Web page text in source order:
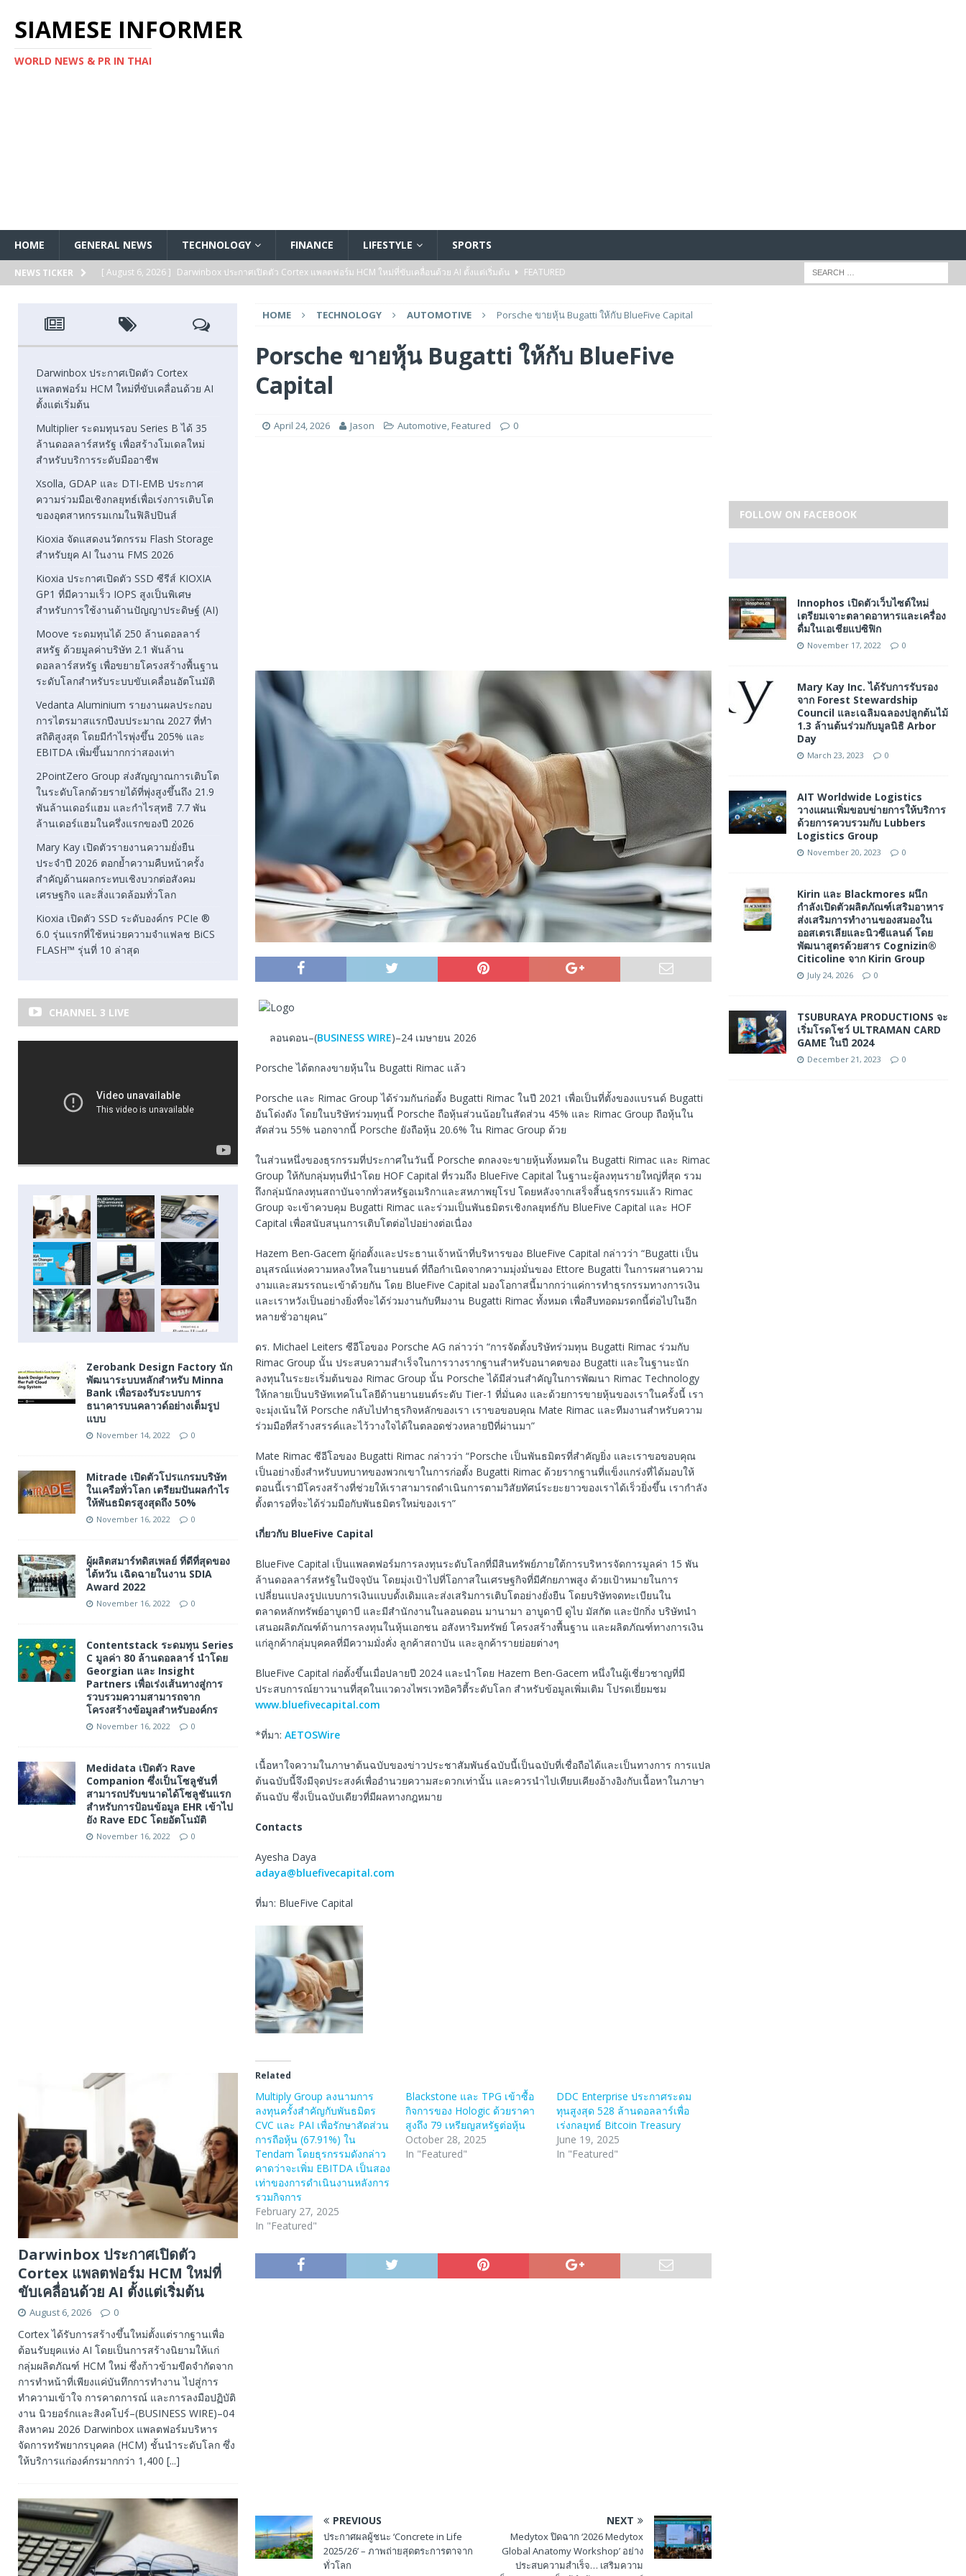
SIAMESE INFORMER
WORLD NEWS & PR IN THAI
HOME GENERAL NEWS TECHNOLOGY FINANCE LIFESTYLE SPORTS
NEWS TICKER [ August 6, 2026 ] Darwinbox ประกาศเปิดตัว Cortex แพลตฟอร์ม HCM ใหม่ที่ขับเคลื่อนด้วย AI ตั้งแต่เริ่มต้น
FEATURED
FEATURED
[ August 6, 2026 ] Xsolla, GDAP และ DTI-EMB ประกาศความร่วมมือเชิงกลยุทธ์เพื่อเร่งการเติบโตของอุตสาหกรรมเกมในฟิลิปปินส์
FEATURED
[ August 5, 2026 ] Kioxia จัดแสดงนวัตกรรม Flash Storage สำหรับยุค AI ในงาน FMS 2026
FEATURED
HOME TECHNOLOGY AUTOMOTIVE Porsche ขายหุ้น Bugatti ให้กับ BlueFive Capital
Porsche ขายหุ้น Bugatti ให้กับ BlueFive
Capital
April 24, 2026 Jason Automotive, Featured 0
ลอนดอน–(BUSINESS WIRE)–24 เมษายน 2026
Porsche ได้ตกลงขายหุ้นใน Bugatti Rimac แล้ว
Porsche และ Rimac Group ได้ร่วมกันก่อตั้ง Bugatti Rimac ในปี 2021 เพื่อเป็นที่ตั้งของแบรนด์ Bugatti
อันโด่งดัง โดยในบริษัทร่วมทุนนี้ Porsche ถือหุ้นส่วนน้อยในสัดส่วน 45% และ Rimac Group ถือหุ้นใน
สัดส่วน 55% นอกจากนี้ Porsche ยังถือหุ้น 20.6% ใน Rimac Group ด้วย
ในส่วนหนึ่งของธุรกรรมที่ประกาศในวันนี้ Porsche ตกลงจะขายหุ้นทั้งหมดใน Bugatti Rimac และ Rimac
Group ให้กับกลุ่มทุนที่นำโดย HOF Capital ที่รวมถึง BlueFive Capital ในฐานะผู้ลงทุนรายใหญ่ที่สุด รวม
ถึงกลุ่มนักลงทุนสถาบันจากทั่วสหรัฐอเมริกาและสหภาพยุโรป โดยหลังจากเสร็จสิ้นธุรกรรมแล้ว Rimac
Group จะเข้าควบคุม Bugatti Rimac และร่วมเป็นพันธมิตรเชิงกลยุทธ์กับ BlueFive Capital และ HOF
Capital เพื่อสนับสนุนการเติบโตต่อไปอย่างต่อเนื่อง
Hazem Ben-Gacem ผู้ก่อตั้งและประธานเจ้าหน้าที่บริหารของ BlueFive Capital กล่าวว่า “Bugatti เป็น
อนุสรณ์แห่งความหลงใหลในยานยนต์ ที่ถือกำเนิดจากความมุ่งมั่นของ Ettore Bugatti ในการผสานความ
งามและสมรรถนะเข้าด้วยกัน โดย BlueFive Capital มองโอกาสนี้มากกว่าแค่การทำธุรกรรมทางการเงิน
และเราหวังเป็นอย่างยิ่งที่จะได้ร่วมงานกับทีมงาน Bugatti Rimac ทั้งหมด เพื่อสืบทอดมรดกนี้ต่อไปในอีก
หลายชั่วอายุคน”
ดร. Michael Leiters ซีอีโอของ Porsche AG กล่าวว่า “การจัดตั้งบริษัทร่วมทุน Bugatti Rimac ร่วมกับ
Rimac Group นั้น ประสบความสำเร็จในการวางรากฐานสำหรับอนาคตของ Bugatti และในฐานะนัก
ลงทุนในระยะเริ่มต้นของ Rimac Group นั้น Porsche ได้มีส่วนสำคัญในการพัฒนา Rimac Technology
ให้กลายเป็นบริษัทเทคโนโลยีด้านยานยนต์ระดับ Tier-1 ที่มั่นคง และด้วยการขายหุ้นของเราในครั้งนี้ เรา
จะมุ่งเน้นให้ Porsche กลับไปทำธุรกิจหลักของเรา เราขอขอบคุณ Mate Rimac และทีมงานสำหรับความ
ร่วมมือที่สร้างสรรค์และไว้วางใจได้ในตลอดช่วงหลายปีที่ผ่านมา”
Mate Rimac ซีอีโอของ Bugatti Rimac กล่าวว่า “Porsche เป็นพันธมิตรที่สำคัญยิ่ง และเราขอขอบคุณ
เป็นอย่างยิ่งสำหรับบทบาทของพวกเขาในการก่อตั้ง Bugatti Rimac ด้วยรากฐานที่แข็งแกร่งที่ได้มอบให้
ตอนนี้เรามีโครงสร้างที่ช่วยให้เราสามารถดำเนินการตามวิสัยทัศน์ระยะยาวของเราได้เร็วยิ่งขึ้น เรากำลัง
ตั้งตารอที่จะได้ร่วมมือกับพันธมิตรใหม่ของเรา”
เกี่ยวกับBlueFive Capital
BlueFive Capital เป็นแพลตฟอร์มการลงทุนระดับโลกที่มีสินทรัพย์ภายใต้การบริหารจัดการมูลค่า 15 พัน
ล้านดอลลาร์สหรัฐในปัจจุบัน โดยมุ่งเป้าไปที่โอกาสในเศรษฐกิจที่มีศักยภาพสูง ด้วยเป้าหมายในการ
เปลี่ยนแปลงรูปแบบการเงินแบบดั้งเดิมและส่งเสริมการเติบโตอย่างยั่งยืน โดยบริษัทจดทะเบียนใน
ตลาดหลักทรัพย์อาบูดาบี และมีสำนักงานในลอนดอน มานามา อาบูดาบี ดูไบ มัสกัต และปักกิ่ง บริษัทนำ
เสนอผลิตภัณฑ์ด้านการลงทุนในหุ้นเอกชน อสังหาริมทรัพย์ โครงสร้างพื้นฐาน และผลิตภัณฑ์ทางการเงิน
แก่ลูกค้ากลุ่มบุคคลที่มีความมั่งคั่ง ลูกค้าสถาบัน และลูกค้ารายย่อยต่างๆ
BlueFive Capital ก่อตั้งขึ้นเมื่อปลายปี 2024 และนำโดย Hazem Ben-Gacem หนึ่งในผู้เชี่ยวชาญที่มี
ประสบการณ์ยาวนานที่สุดในแวดวงไพรเวทอิควิตี้ระดับโลก สำหรับข้อมูลเพิ่มเติม โปรดเยี่ยมชม
www.bluefivecapital.com
*ที่มา: AETOSWire
เนื้อหาใจความในภาษาต้นฉบับของข่าวประชาสัมพันธ์ฉบับนี้เป็นฉบับที่เชื่อถือได้และเป็นทางการ การแปล
ต้นฉบับนี้จึงมีจุดประสงค์เพื่ออำนวยความสะดวกเท่านั้น และควรนำไปเทียบเคียงอ้างอิงกับเนื้อหาในภาษา
ต้นฉบับ ซึ่งเป็นฉบับเดียวที่มีผลทางกฎหมาย
Contacts
Ayesha Daya
adaya@bluefivecapital.com
ที่มา: BlueFive Capital
Related
Multiply Group ลงนามการ
ลงทุนครั้งสำคัญกับพันธมิตร
CVC และ PAI เพื่อรักษาสัดส่วน
การถือหุ้น (67.91%) ใน
Tendam โดยธุรกรรมดังกล่าว
คาดว่าจะเพิ่ม EBITDA เป็นสอง
เท่าของการดำเนินงานหลังการ
รวมกิจการ
February 27, 2025
In "Featured"
Blackstone และ TPG เข้าซื้อ
กิจการของ Hologic ด้วยราคา
สูงถึง 79 เหรียญสหรัฐต่อหุ้น
October 28, 2025
In "Featured"
DDC Enterprise ประกาศระดม
ทุนสูงสุด 528 ล้านดอลลาร์เพื่อ
เร่งกลยุทธ์ Bitcoin Treasury
June 19, 2025
In "Featured"
PREVIOUS
ประกาศผลผู้ชนะ ‘Concrete in Life
2025/26’ – ภาพถ่ายสุดตระการตาจาก
ทั่วโลก
NEXT
Medytox ปิดฉาก ‘2026 Medytox
Global Anatomy Workshop’ อย่าง
ประสบความสำเร็จ… เสริมความ
Darwinbox ประกาศเปิดตัว Cortex
แพลตฟอร์ม HCM ใหม่ที่ขับเคลื่อนด้วย AI
ตั้งแต่เริ่มต้น
Multiplier ระดมทุนรอบ Series B ได้ 35
ล้านดอลลาร์สหรัฐ เพื่อสร้างโมเดลใหม่
สำหรับบริการระดับมืออาชีพ
Xsolla, GDAP และ DTI-EMB ประกาศ
ความร่วมมือเชิงกลยุทธ์เพื่อเร่งการเติบโต
ของอุตสาหกรรมเกมในฟิลิปปินส์
Kioxia จัดแสดงนวัตกรรม Flash Storage
สำหรับยุค AI ในงาน FMS 2026
Kioxia ประกาศเปิดตัว SSD ซีรีส์ KIOXIA
GP1 ที่มีความเร็ว IOPS สูงเป็นพิเศษ
สำหรับการใช้งานด้านปัญญาประดิษฐ์ (AI)
Moove ระดมทุนได้ 250 ล้านดอลลาร์
สหรัฐ ด้วยมูลค่าบริษัท 2.1 พันล้าน
ดอลลาร์สหรัฐ เพื่อขยายโครงสร้างพื้นฐาน
ระดับโลกสำหรับระบบขับเคลื่อนอัตโนมัติ
Vedanta Aluminium รายงานผลประกอบ
การไตรมาสแรกปีงบประมาณ 2027 ที่ทำ
สถิติสูงสุด โดยมีกำไรพุ่งขึ้น 205% และ
EBITDA เพิ่มขึ้นมากกว่าสองเท่า
2PointZero Group ส่งสัญญาณการเติบโต
ในระดับโลกด้วยรายได้ที่พุ่งสูงขึ้นถึง 21.9
พันล้านเดอร์แฮม และกำไรสุทธิ 7.7 พัน
ล้านเดอร์แฮมในครึ่งแรกของปี 2026
Mary Kay เปิดตัวรายงานความยั่งยืน
ประจำปี 2026 ตอกย้ำความคืบหน้าครั้ง
สำคัญด้านผลกระทบเชิงบวกต่อสังคม
เศรษฐกิจ และสิ่งแวดล้อมทั่วโลก
Kioxia เปิดตัว SSD ระดับองค์กร PCIe ®
6.0 รุ่นแรกที่ใช้หน่วยความจำแฟลช BiCS
FLASH™ รุ่นที่ 10 ล่าสุด
CHANNEL 3 LIVE
Zerobank Design Factory นัก
พัฒนาระบบหลักสำหรับ Minna
Bank เพื่อรองรับระบบการ
ธนาคารบนคลาวด์อย่างเต็มรูป
แบบ
November 14, 2022 0
Mitrade เปิดตัวโปรแกรมบริษัท
ในเครือทั่วโลก เตรียมปันผลกำไร
ให้พันธมิตรสูงสุดถึง 50%
November 16, 2022 0
ผู้ผลิตสมาร์ทดิสเพลย์ ที่ดีที่สุดของ
ไต้หวัน เฉิดฉายในงาน SDIA
Award 2022
November 16, 2022 0
Contentstack ระดมทุน Series
C มูลค่า 80 ล้านดอลลาร์ นำโดย
Georgian และ Insight
Partners เพื่อเร่งเส้นทางสู่การ
รวบรวมความสามารถจาก
โครงสร้างข้อมูลสำหรับองค์กร
November 16, 2022 0
Medidata เปิดตัว Rave
Companion ซึ่งเป็นโซลูชันที่
สามารถปรับขนาดได้โซลูชันแรก
สำหรับการป้อนข้อมูล EHR เข้าไป
ยัง Rave EDC โดยอัตโนมัติ
November 16, 2022 0
Darwinbox ประกาศเปิดตัว
Cortex แพลตฟอร์ม HCM ใหม่ที่
ขับเคลื่อนด้วย AI ตั้งแต่เริ่มต้น
August 6, 2026 0
Cortex ได้รับการสร้างขึ้นใหม่ตั้งแต่รากฐานเพื่อ
ต้อนรับยุคแห่ง AI โดยเป็นการสร้างนิยามให้แก่
กลุ่มผลิตภัณฑ์ HCM ใหม่ ซึ่งก้าวข้ามขีดจำกัดจาก
การทำหน้าที่เพียงแค่บันทึกการทำงาน ไปสู่การ
ทำความเข้าใจ การคาดการณ์ และการลงมือปฏิบัติ
งาน นิวยอร์กและสิงคโปร์–(BUSINESS WIRE)–04
สิงหาคม 2026 Darwinbox แพลตฟอร์มบริหาร
จัดการทรัพยากรบุคคล (HCM) ชั้นนำระดับโลก ซึ่ง
ให้บริการแก่องค์กรมากกว่า 1,400 [...]
FOLLOW ON FACEBOOK
Innophos เปิดตัวเว็บไซต์ใหม่
เตรียมเจาะตลาดอาหารและเครื่อง
ดื่มในเอเชียแปซิฟิก
November 17, 2022 0
Mary Kay Inc. ได้รับการรับรอง
จาก Forest Stewardship
Council และเฉลิมฉลองปลูกต้นไม้
1.3 ล้านต้นร่วมกับมูลนิธิ Arbor
Day
March 23, 2023 0
AIT Worldwide Logistics
วางแผนเพิ่มขอบข่ายการให้บริการ
ด้วยการควบรวมกับ Lubbers
Logistics Group
November 20, 2023 0
Kirin และ Blackmores ผนึก
กำลังเปิดตัวผลิตภัณฑ์เสริมอาหาร
ส่งเสริมการทำงานของสมองใน
ออสเตรเลียและนิวซีแลนด์ โดย
พัฒนาสูตรด้วยสาร Cognizin®
Citicoline จาก Kirin Group
July 24, 2026 0
TSUBURAYA PRODUCTIONS จะ
เริ่มโรดโชว์ ULTRAMAN CARD
GAME ในปี 2024
December 21, 2023 0